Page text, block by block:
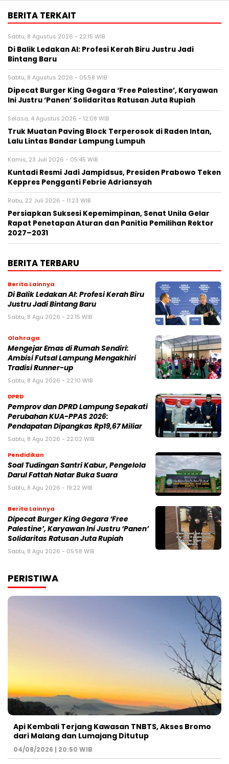
BERITA TERKAIT
Sabtu, 8 Agustus 2026 - 22:15 WIB
Di Balik Ledakan AI: Profesi Kerah Biru Justru Jadi
Bintang Baru
Sabtu, 8 Agustus 2026 - 05:58 WIB
Dipecat Burger King Gegara ‘Free Palestine’, Karyawan
Ini Justru ‘Panen’ Solidaritas Ratusan Juta Rupiah
Selasa, 4 Agustus 2026 - 12:08 WIB
Truk Muatan Paving Block Terperosok di Raden Intan,
Lalu Lintas Bandar Lampung Lumpuh
Kamis, 23 Juli 2026 - 05:45 WIB
Kuntadi Resmi Jadi Jampidsus, Presiden Prabowo Teken
Keppres Pengganti Febrie Adriansyah
Rabu, 22 Juli 2026 - 11:23 WIB
Persiapkan Suksesi Kepemimpinan, Senat Unila Gelar
Rapat Penetapan Aturan dan Panitia Pemilihan Rektor
2027–2031
BERITA TERBARU
Berita Lainnya
Di Balik Ledakan AI: Profesi Kerah Biru
Justru Jadi Bintang Baru
Sabtu, 8 Agu 2026 - 22:15 WIB
Olahraga
Mengejar Emas di Rumah Sendiri:
Ambisi Futsal Lampung Mengakhiri
Tradisi Runner-up
Sabtu, 8 Agu 2026 - 22:10 WIB
DPRD
Pemprov dan DPRD Lampung Sepakati
Perubahan KUA-PPAS 2026:
Pendapatan Dipangkas Rp19,67 Miliar
Sabtu, 8 Agu 2026 - 22:02 WIB
Pendidikan
Soal Tudingan Santri Kabur, Pengelola
Darul Fattah Natar Buka Suara
Sabtu, 8 Agu 2026 - 19:22 WIB
Berita Lainnya
Dipecat Burger King Gegara ‘Free
Palestine’, Karyawan Ini Justru ‘Panen’
Solidaritas Ratusan Juta Rupiah
Sabtu, 8 Agu 2026 - 05:58 WIB
PERISTIWA
Api Kembali Terjang Kawasan TNBTS, Akses Bromo
dari Malang dan Lumajang Ditutup
04/08/2026 | 20:50 WIB